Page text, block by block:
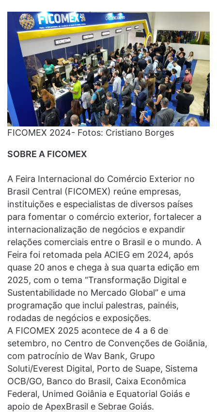
FICOMEX 2024- Fotos: Cristiano Borges
SOBRE A FICOMEX
A Feira Internacional do Comércio Exterior no
Brasil Central (FICOMEX) reúne empresas,
instituições e especialistas de diversos países
para fomentar o comércio exterior, fortalecer a
internacionalização de negócios e expandir
relações comerciais entre o Brasil e o mundo. A
Feira foi retomada pela ACIEG em 2024, após
quase 20 anos e chega à sua quarta edição em
2025, com o tema “Transformação Digital e
Sustentabilidade no Mercado Global” e uma
programação que inclui palestras, painéis,
rodadas de negócios e exposições.
A FICOMEX 2025 acontece de 4 a 6 de
setembro, no Centro de Convenções de Goiânia,
com patrocínio de Wav Bank, Grupo
Soluti/Everest Digital, Porto de Suape, Sistema
OCB/GO, Banco do Brasil, Caixa Econômica
Federal, Unimed Goiânia e Equatorial Goiás e
apoio de ApexBrasil e Sebrae Goiás.